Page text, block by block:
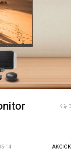
0
14 AKCIÓK